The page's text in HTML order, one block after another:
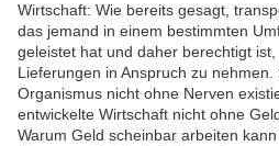
Wirtschaft: Wie bereits gesagt,
das jemand in einem bestimmten
geleistet hat und daher berechtigt
Lieferungen in Anspruch zu
Organismus nicht ohne Nerven
entwickelte Wirtschaft nicht ohne
Warum Geld scheinbar arbeiten kann